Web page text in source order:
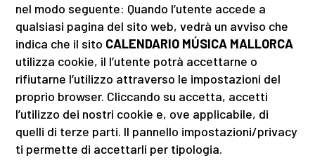
nel modo seguente: Quando l’utente accede a
qualsiasi pagina del sito web, vedrà un avviso che
indica che il sito CALENDARIO MÚSICA MALLORCA
utilizza cookie, il l’utente potrà accettarne o
rifiutarne l’utilizzo attraverso le impostazioni del
proprio browser. Cliccando su accetta, accetti
l’utilizzo dei nostri cookie e, ove applicabile, di
quelli di terze parti. Il pannello impostazioni/privacy
ti permette di accettarli per tipologia.